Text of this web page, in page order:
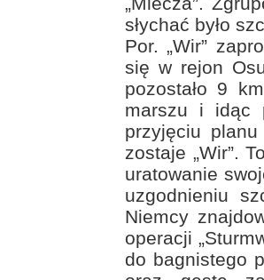
słychać było
Por. „Wir”
się w rejon
pozostało 9
marszu i idąc
przyjęciu planu
zostaje „Wir”.
uratowanie
uzgodnieniu
Niemcy
operacji
do bagnistego